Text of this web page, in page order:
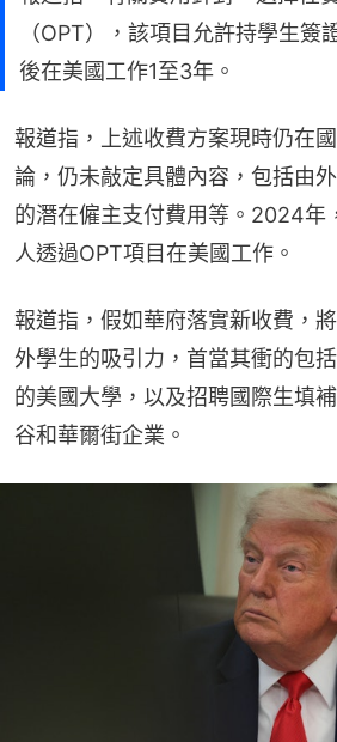
（OPT），該項目允許持學生簽
後在美國工作1至3年。
報道指，上述收費方案現時仍在
論，仍未敲定具體內容，包括由
的潛在僱主支付費用等。2024年
人透過OPT項目在美國工作。
報道指，假如華府落實新收費，
外學生的吸引力，首當其衝的包
的美國大學，以及招聘國際生填
谷和華爾街企業。